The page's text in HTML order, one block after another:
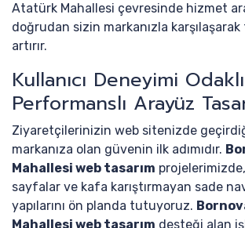
Atatürk Mahallesi çevresinde hizmet
doğrudan sizin markanızla
artırır.
Kullanıcı Deneyimi
Performanslı Arayüz
Ziyaretçilerinizin web sitenizde
markanıza olan güvenin ilk adımıdır.
Mahallesi web tasarım projelerimizde,
sayfalar ve kafa karıştırmayan sade
yapılarını ön planda tutuyoruz.
Mahallesi web tasarım desteği alan